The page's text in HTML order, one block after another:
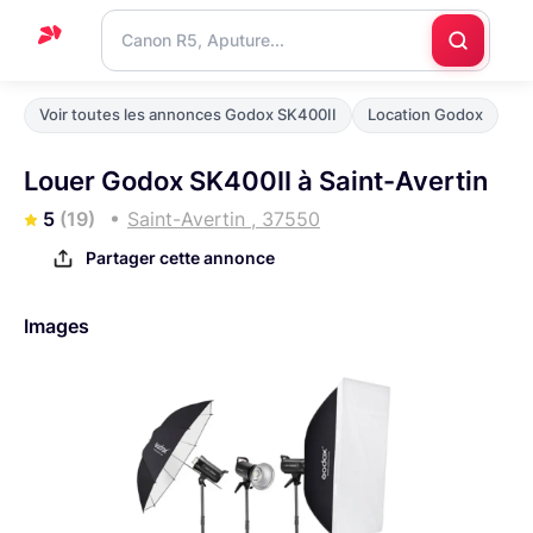
Accueil
Blog
contacter
Voir toutes les annonces Godox SK400II Location Godox
Louer Godox SK400II à Saint-Avertin
5 (19) Saint-Avertin , 37550
Partager cette annonce
Images